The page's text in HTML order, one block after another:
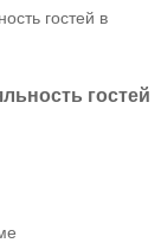
гостей в
гостей